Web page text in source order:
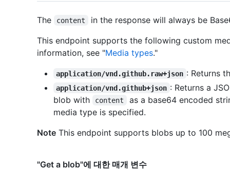
The content
in the response will always be
This endpoint supports the following custom
information, see "Media types."
application/vnd.github.raw+json : Returns
application/vnd.github+json : Returns a
blob with
content
as a base64 encoded
media type is specified.
Note This endpoint supports blobs up to 100
"Get a blob"에 대한 매개 변수